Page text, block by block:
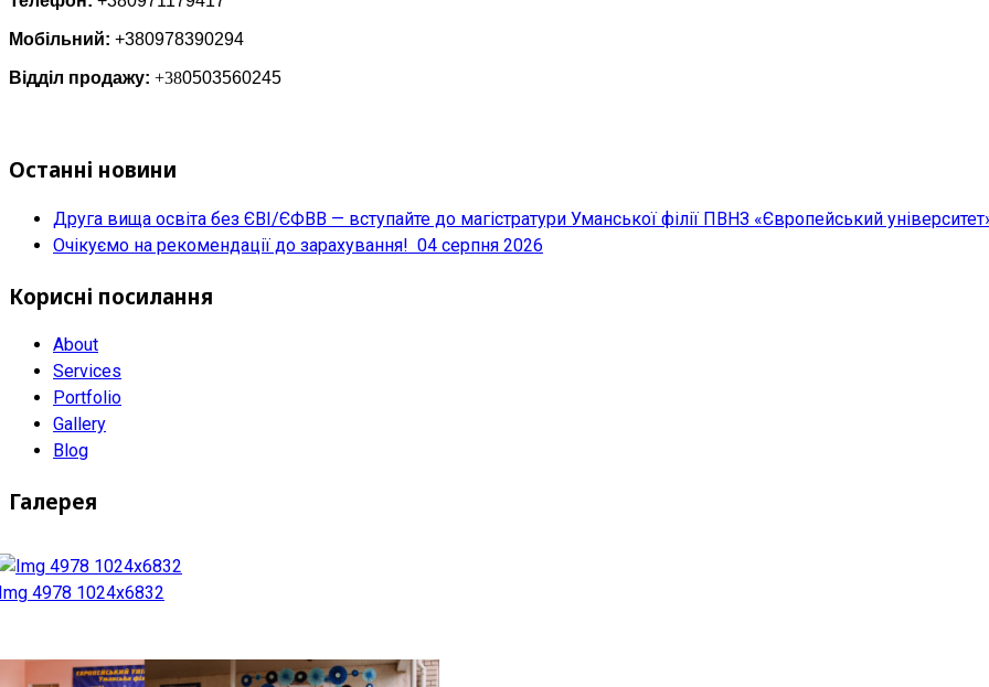
Мобільний: +380978390294
Відділ продажу: +380503560245
Останні новини
Друга вища освіта без ЄВІ/ЄФВВ — вступайте до магістратури Уманської філії ПВНЗ «Європейський
Очікуємо на рекомендації до зарахування! 04 серпня 2026
Корисні посилання
About
Services
Portfolio
Gallery
Blog
Галерея
4978 1024x6832